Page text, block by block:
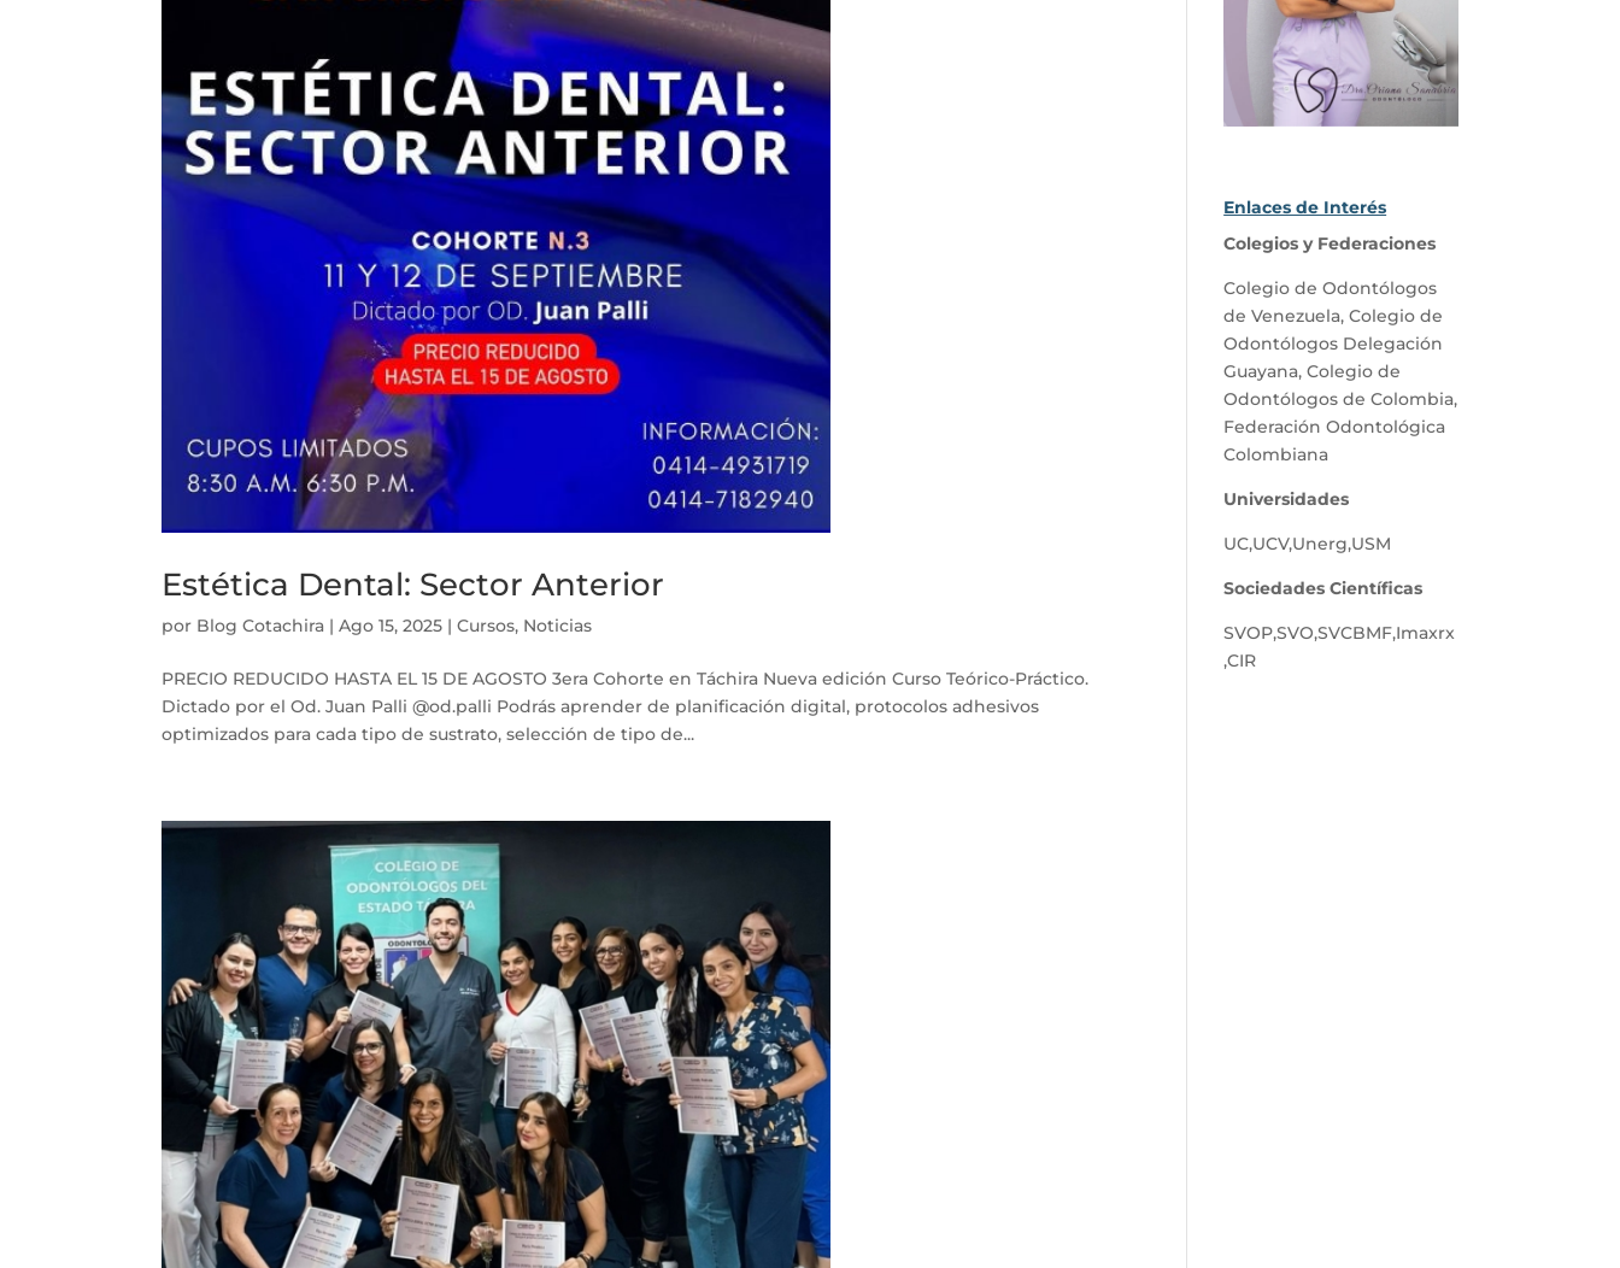
Estética Dental: Sector Anterior
por Blog Cotachira |Ago 15, 2025 |Cursos, Noticias
PRECIO REDUCIDO HASTA EL 15 DE AGOSTO 3era Cohorte en Táchira Nueva edición Curso Teórico-Práctico.
Dictado por el Od. Juan Palli @od.palli Podrás aprender de planificación digital, protocolos adhesivos
optimizados para cada tipo de sustrato, selección de tipo de...
Enlaces de Interés
Colegios y Federaciones
Colegio de Odontólogos
de Venezuela,Colegio de
Odontólogos Delegación
Guayana,Colegio de
Odontólogos de Colombia,
Federación Odontológica
Colombiana
Universidades
UC,UCV,Unerg,USM
Sociedades Científicas
SVOP,SVO,SVCBMF,Imaxrx
,CIR